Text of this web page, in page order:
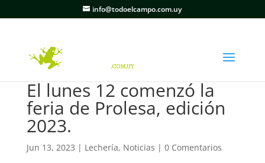
info@todoelcampo.com.uy
El lunes 12 comenzó la
feria de Prolesa, edición
2023.
Jun 13, 2023 | Lechería, Noticias | 0 Comentarios